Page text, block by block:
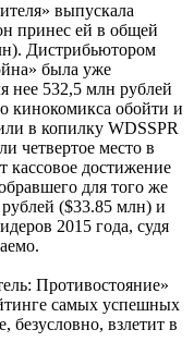
выпускала
принес ей в общей
Дистрибьютором
была уже
нее 532,5 млн рублей
кинокомикса обойти и
в копилку WDSSPR
четвертое место в
кассовое достижение
для того же
($33.85 млн) и
2015 года, судя
Противостояние»
самых успешных
безусловно, взлетит в